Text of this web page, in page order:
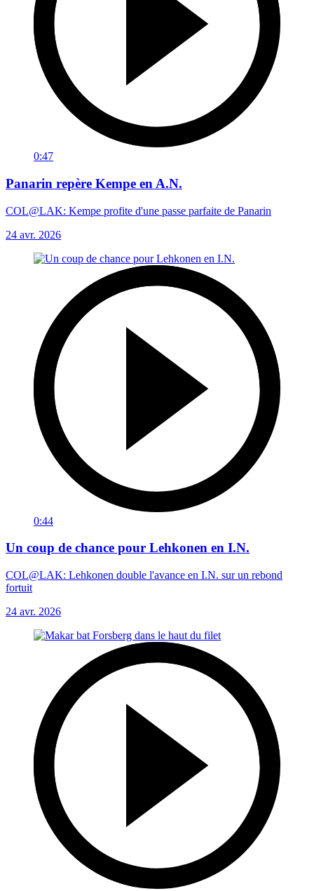
0:47
Panarin repère Kempe en A.N.
COL@LAK: Kempe profite d'une passe parfaite de Panarin
24 avr. 2026
0:44
Un coup de chance pour Lehkonen en I.N.
COL@LAK: Lehkonen double l'avance en I.N. sur un rebond
fortuit
24 avr. 2026